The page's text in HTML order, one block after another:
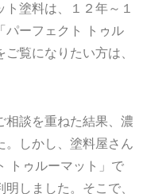
塗料は、１２年～１
パーフェクト トゥル
覧になりたい方は、
相談を重ねた結果、濃
。しかし、塗料屋さん
トゥルーマット」で
しました。そこで、